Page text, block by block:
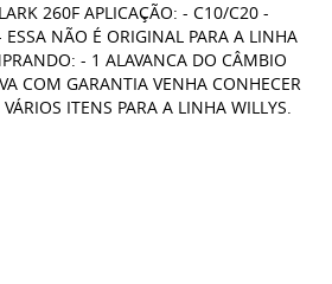
260F APLICAÇÃO: - C10/C20 -
ESSA NÃO É ORIGINAL PARA A LINHA
- 1 ALAVANCA DO CÂMBIO
COM GARANTIA VENHA CONHECER
ITENS PARA A LINHA WILLYS.